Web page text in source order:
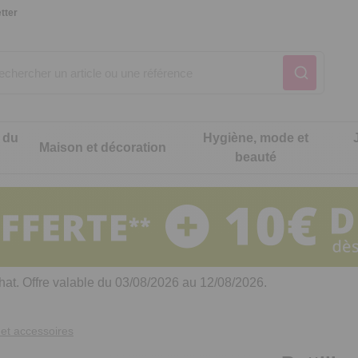
cuisine
de cuisine malins
Notre produit du
Notre produit du
Maison et décoration
Notre produit du
Hygiène, mode et
beauté
intimité
Notre produit du
Notre produit du
Notre produit du
Offre valable du 03/08/2026 au 12/08/2026.
accessoires